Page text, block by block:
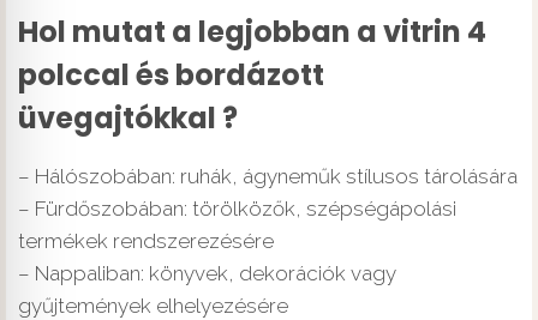
Hol mutat a legjobban a vitrin 4
polccal és bordázott
üvegajtókkal ?
– Hálószobában: ruhák, ágyneműk stílusos tárolására
– Fürdőszobában: törölközők, szépségápolási
termékek rendszerezésére
– Nappaliban: könyvek, dekorációk vagy
gyűjtemények elhelyezésére